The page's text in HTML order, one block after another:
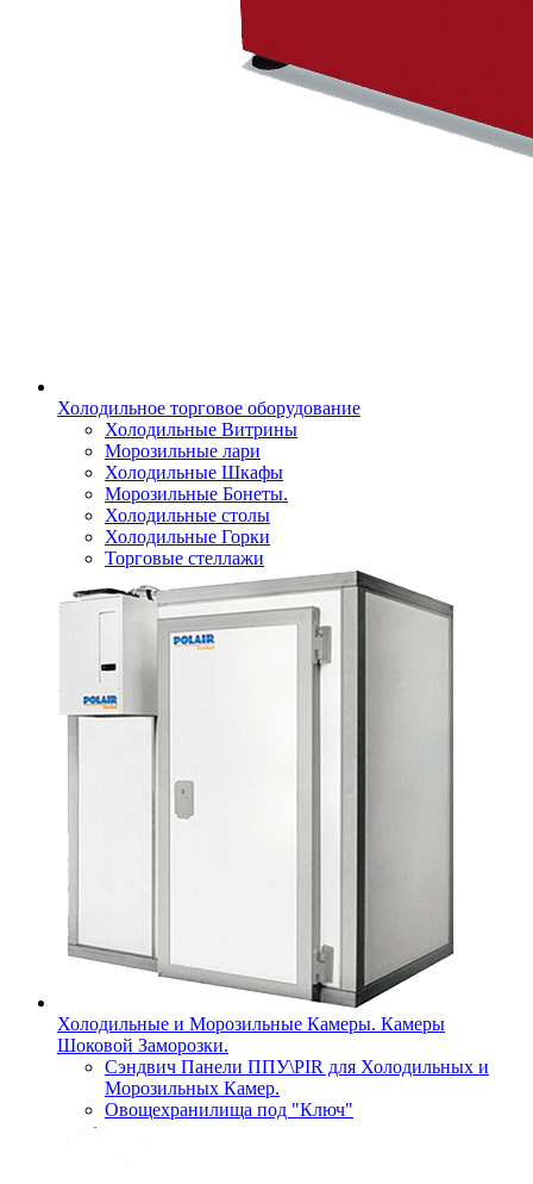
Холодильное торговое оборудование
Холодильные Витрины
Морозильные лари
Холодильные Шкафы
Морозильные Бонеты.
Холодильные столы
Холодильные Горки
Торговые стеллажи
Холодильные и Морозильные Камеры. Камеры
Шоковой Заморозки.
Сэндвич Панели ППУ\PIR для Холодильных и
Морозильных Камер.
Овощехранилища под "Ключ"